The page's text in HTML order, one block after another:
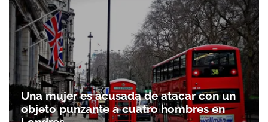
Una mujer es acusada de atacar con un
objeto punzante a cuatro hombres en